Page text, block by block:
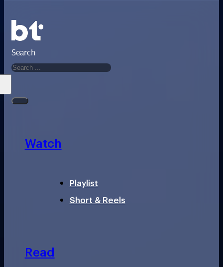
Search
Watch
Playlist
Short & Reels
Read